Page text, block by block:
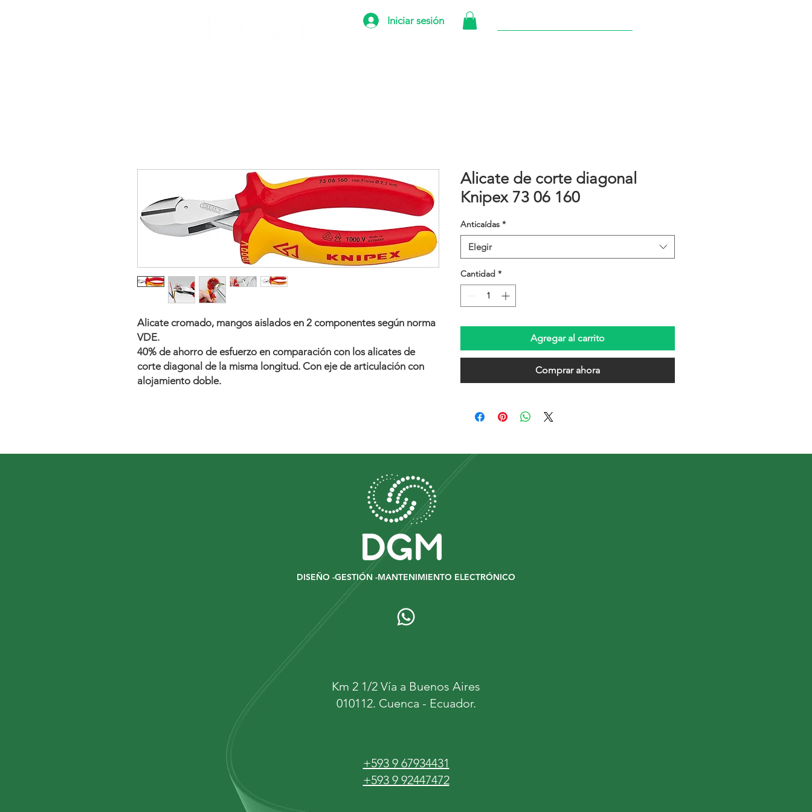
Iniciar sesión
Alicate cromado, mangos aislados en 2 componentes según norma
VDE.
40% de ahorro de esfuerzo en comparación con los alicates de
corte diagonal de la misma longitud. Con eje de articulación con
alojamiento doble.
Alicate de corte diagonal
Knipex 73 06 160
Anticaídas *
Elegir
Cantidad *
Agregar al carrito
Comprar ahora
DISEÑO -GESTIÓN -MANTENIMIENTO ELECTRÓNICO
Km 2 1/2 Vía a Buenos Aires
010112. Cuenca - Ecuador.
+593 9 67934431
+593 9 92447472